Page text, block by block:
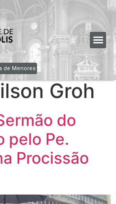
de Menores
Groh
do
pelo Pe.
Procissão